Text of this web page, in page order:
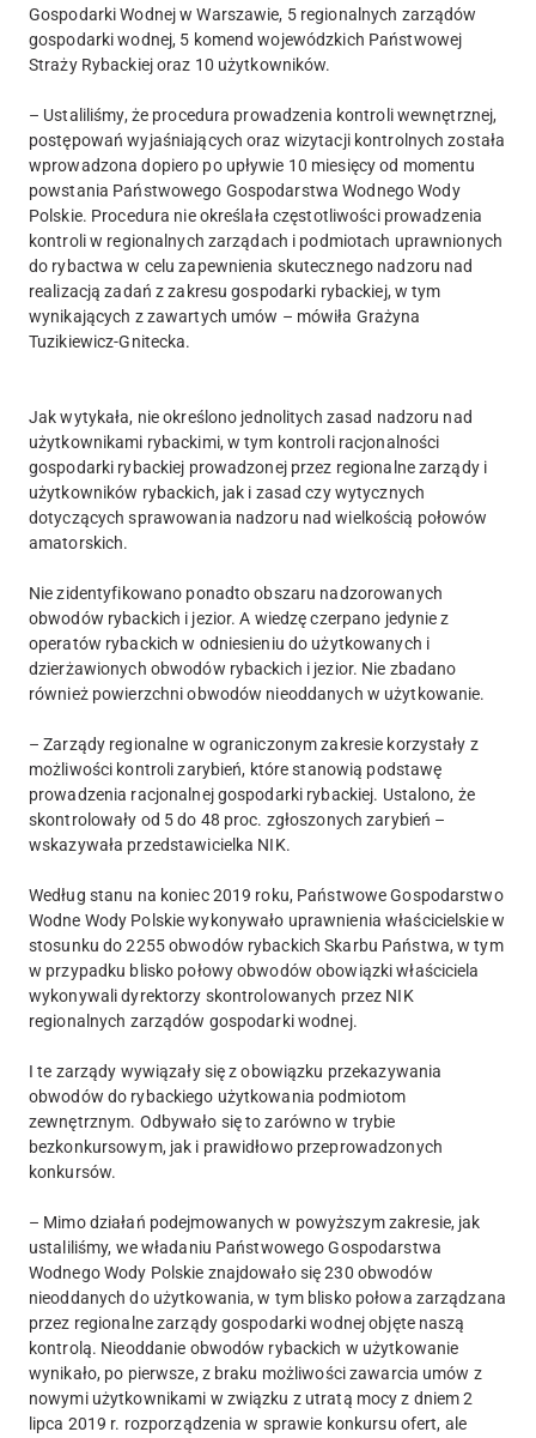
Gospodarki Wodnej w Warszawie, 5 regionalnych zarządów
gospodarki wodnej, 5 komend wojewódzkich Państwowej
Straży Rybackiej oraz 10 użytkowników.
– Ustaliliśmy, że procedura prowadzenia kontroli wewnętrznej,
postępowań wyjaśniających oraz wizytacji kontrolnych została
wprowadzona dopiero po upływie 10 miesięcy od momentu
powstania Państwowego Gospodarstwa Wodnego Wody
Polskie. Procedura nie określała częstotliwości prowadzenia
kontroli w regionalnych zarządach i podmiotach uprawnionych
do rybactwa w celu zapewnienia skutecznego nadzoru nad
realizacją zadań z zakresu gospodarki rybackiej, w tym
wynikających z zawartych umów – mówiła Grażyna
Tuzikiewicz-Gnitecka.
Jak wytykała, nie określono jednolitych zasad nadzoru nad
użytkownikami rybackimi, w tym kontroli racjonalności
gospodarki rybackiej prowadzonej przez regionalne zarządy i
użytkowników rybackich, jak i zasad czy wytycznych
dotyczących sprawowania nadzoru nad wielkością połowów
amatorskich.
Nie zidentyfikowano ponadto obszaru nadzorowanych
obwodów rybackich i jezior. A wiedzę czerpano jedynie z
operatów rybackich w odniesieniu do użytkowanych i
dzierżawionych obwodów rybackich i jezior. Nie zbadano
również powierzchni obwodów nieoddanych w użytkowanie.
– Zarządy regionalne w ograniczonym zakresie korzystały z
możliwości kontroli zarybień, które stanowią podstawę
prowadzenia racjonalnej gospodarki rybackiej. Ustalono, że
skontrolowały od 5 do 48 proc. zgłoszonych zarybień –
wskazywała przedstawicielka NIK.
Według stanu na koniec 2019 roku, Państwowe Gospodarstwo
Wodne Wody Polskie wykonywało uprawnienia właścicielskie w
stosunku do 2255 obwodów rybackich Skarbu Państwa, w tym
w przypadku blisko połowy obwodów obowiązki właściciela
wykonywali dyrektorzy skontrolowanych przez NIK
regionalnych zarządów gospodarki wodnej.
I te zarządy wywiązały się z obowiązku przekazywania
obwodów do rybackiego użytkowania podmiotom
zewnętrznym. Odbywało się to zarówno w trybie
bezkonkursowym, jak i prawidłowo przeprowadzonych
konkursów.
– Mimo działań podejmowanych w powyższym zakresie, jak
ustaliliśmy, we władaniu Państwowego Gospodarstwa
Wodnego Wody Polskie znajdowało się 230 obwodów
nieoddanych do użytkowania, w tym blisko połowa zarządzana
przez regionalne zarządy gospodarki wodnej objęte naszą
kontrolą. Nieoddanie obwodów rybackich w użytkowanie
wynikało, po pierwsze, z braku możliwości zawarcia umów z
nowymi użytkownikami w związku z utratą mocy z dniem 2
lipca 2019 r. rozporządzenia w sprawie konkursu ofert, ale